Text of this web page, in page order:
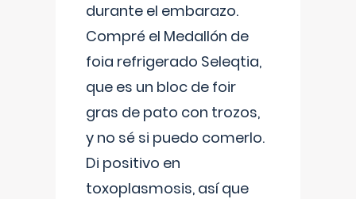
durante el embarazo.
Compré el Medallón de
foia refrigerado Seleqtia,
que es un bloc de foir
gras de pato con trozos,
y no sé si puedo comerlo.
Di positivo en
toxoplasmosis, así que